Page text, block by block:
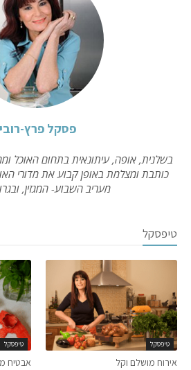
פסקל פרץ-
בשלנית, אופה, עיתונאית בתחום האוכל
כותבת ומצלמת באופן קבוע את מדורי
מעריב השבוע- המגזין,
טיפסקל
טיפסקל
אירוח מושלם וקל
טיפסקל
אבטיח